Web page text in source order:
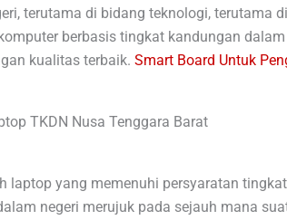
terutama di bidang teknologi, terutama
berbasis tingkat kandungan
kualitas terbaik. Smart Board Untuk
laptop yang memenuhi persyaratan
negeri merujuk pada sejauh mana